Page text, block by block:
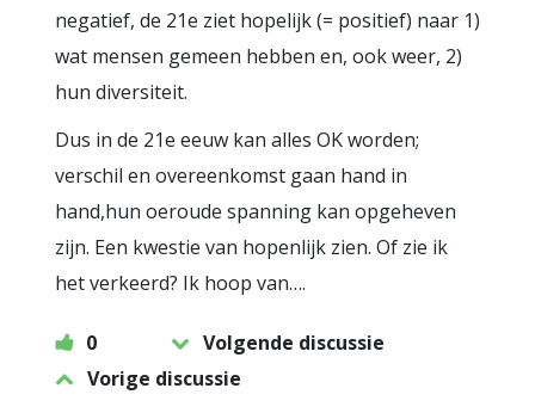
negatief, de 21e ziet hopelijk (= positief) naar 1)
wat mensen gemeen hebben en, ook weer, 2)
hun diversiteit.
Dus in de 21e eeuw kan alles OK worden;
verschil en overeenkomst gaan hand in
hand,hun oeroude spanning kan opgeheven
zijn. Een kwestie van hopenlijk zien. Of zie ik
het verkeerd? Ik hoop van….
0
Volgende discussie
Vorige discussie